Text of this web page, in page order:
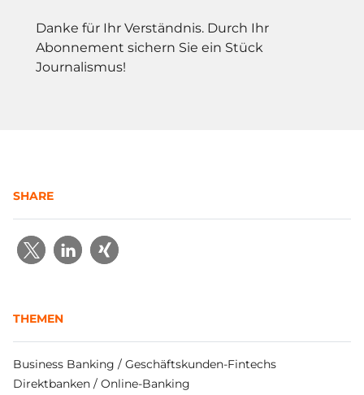
Danke für Ihr Verständnis. Durch Ihr
Abonnement sichern Sie ein Stück
Journalismus!
SHARE
THEMEN
Business Banking / Geschäftskunden-Fintechs
Direktbanken / Online-Banking